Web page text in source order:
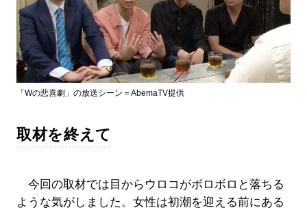
「Wの悲喜劇」の放送シーン＝AbemaTV提供
取材を終えて
今回の取材では目からウロコがボロボロと落ちる
ような気がしました。女性は初潮を迎える前にある